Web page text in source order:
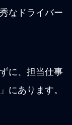
なドライバー
に、担当仕事
にあります。